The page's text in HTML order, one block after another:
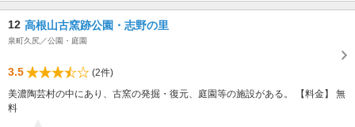
12 高根山古窯跡公園・志野の里
泉町久尻／公園・庭園
3.5
(2件)
美濃陶芸村の中にあり、古窯の発掘・復元、庭園等の施設がある。 【料金】 無
料